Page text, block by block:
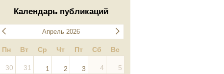
Календарь публикаций
Апрель 2026
Пн Вт Ср Чт Пт Сб Вс
30 31 1 2 3 4 5